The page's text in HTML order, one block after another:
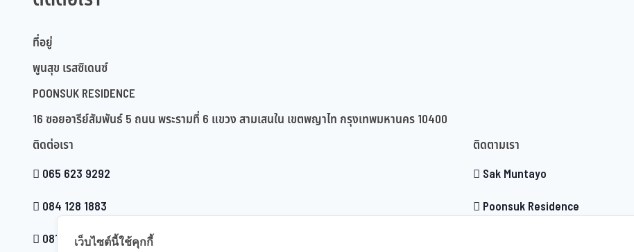
ที่อยู่
พูนสุข เรสซิเดนซ์
POONSUK RESIDENCE
16 ซอยอารีย์สัมพันธ์ 5 ถนน พระรามที่ 6 แขวง สามเสนใน เขตพญาไท กรุงเทพมหานคร 10400
ติดต่อเรา
065 623 9292
084 128 1883
081 988 8919
ติดตามเรา
Sak Muntayo
Poonsuk Residence
เว็บไซต์นี้ใช้คุกกี้